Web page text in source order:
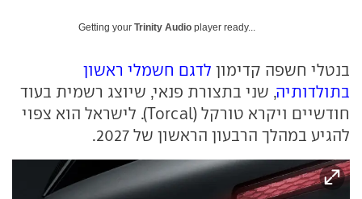
Getting your Trinity Audio player ready...
בנטלי חשפה קדימון לדגם חשמלי ראשון
בתולדותיה, שני בתצורת פנאי, שיוצג רשמית בעוד
חודשיים ויקרא טורקל (Torcal). לישראל הוא צפוי
להגיע במהלך הרבעון הראשון של 2027.